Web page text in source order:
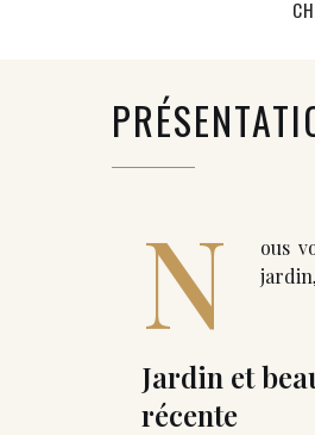
N
ous
Jardin et
récente